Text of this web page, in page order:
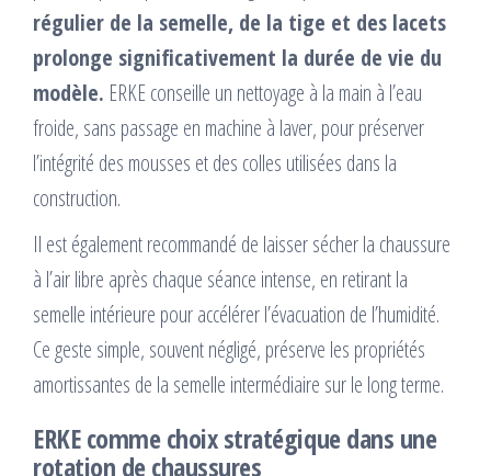
régulier de la semelle, de la tige et des lacets
prolonge significativement la durée de vie du
modèle. ERKE conseille un nettoyage à la main à l’eau
froide, sans passage en machine à laver, pour préserver
l’intégrité des mousses et des colles utilisées dans la
construction.
Il est également recommandé de laisser sécher la chaussure
à l’air libre après chaque séance intense, en retirant la
semelle intérieure pour accélérer l’évacuation de l’humidité.
Ce geste simple, souvent négligé, préserve les propriétés
amortissantes de la semelle intermédiaire sur le long terme.
ERKE comme choix stratégique dans une
rotation de chaussures